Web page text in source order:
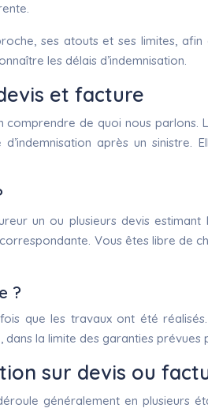
ses atouts et ses limites,
les délais d’indemnisation.
et facture
de quoi nous parlons.
après un
un ou plusieurs devis
Vous êtes libre
?
que les travaux ont été
la limite des garanties
sur devis ou
généralement en